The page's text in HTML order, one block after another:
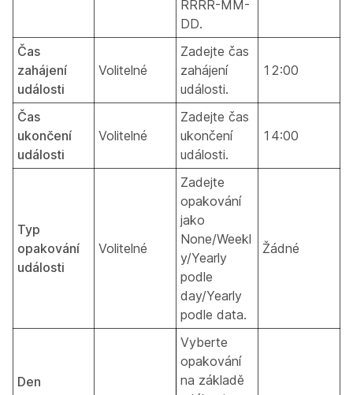
RRRR-MM-
DD.
Čas
zahájení
události
Volitelné
Zadejte čas
zahájení
události.
12:00
Čas
ukončení
události
Volitelné
Zadejte čas
ukončení
události.
14:00
Typ
opakování
události
Volitelné
Zadejte
opakování
jako
None/Weekl
y/Yearly
podle
day/Yearly
podle data.
Žádné
Den
Vyberte
opakování
na základě